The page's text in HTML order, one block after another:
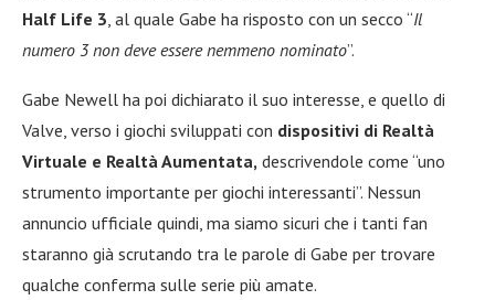
Half Life 3 , al quale Gabe ha risposto con un secco “Il
numero 3 non deve essere nemmeno nominato”.
Gabe Newell ha poi dichiarato il suo interesse, e quello di
Valve, verso i giochi sviluppati con dispositivi di Realtà
Virtuale e Realtà Aumentata, descrivendole come “uno
strumento importante per giochi interessanti”. Nessun
annuncio ufficiale quindi, ma siamo sicuri che i tanti fan
staranno già scrutando tra le parole di Gabe per trovare
qualche conferma sulle serie più amate.